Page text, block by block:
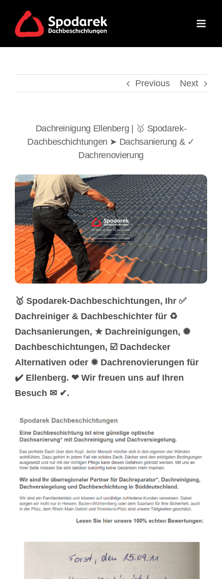
content
Previous Next
Dachreinigung Ellenberg | 🥇 Spodarek-
Dachbeschichtungen ➤ Dachsanierung & ✓
Dachrenovierung
🥇 Spodarek-Dachbeschichtungen, Ihr ✅
Dachreiniger & Dachbeschichter für ♻
Dachsanierungen, ★ Dachreinigungen, ✺
Dachbeschichtungen, ☑️ Dachdecker
Alternativen oder ✹ Dachrenovierungen für
✔️ Ellenberg. ❤ Wir freuen uns auf Ihren
Besuch ✉ ✔.